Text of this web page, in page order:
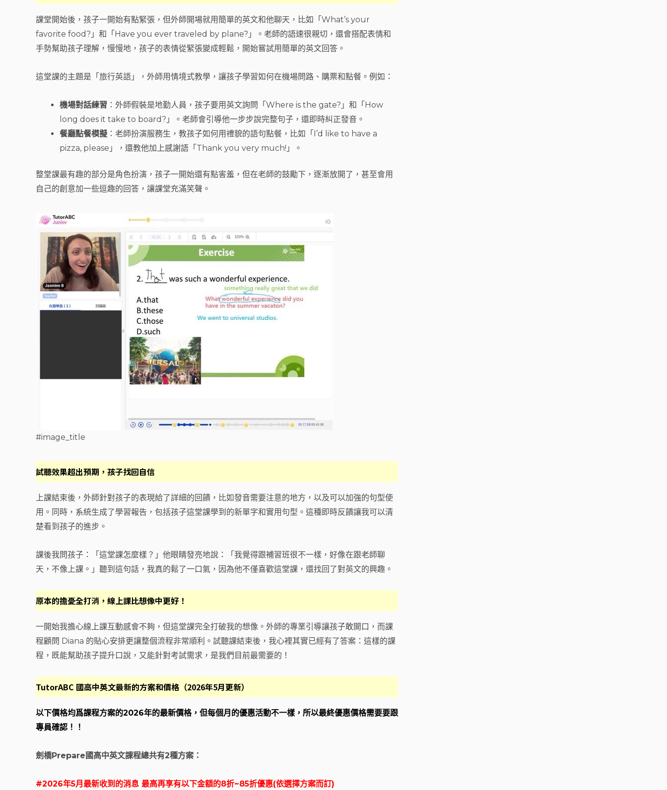
課堂開始後，孩子一開始有點緊張，但外師開場就用簡單的英文和他聊天，比如「What’s your
favorite food?」和「Have you ever traveled by plane?」。老師的語速很親切，還會搭配表情和
手勢幫助孩子理解，慢慢地，孩子的表情從緊張變成輕鬆，開始嘗試用簡單的英文回答。
這堂課的主題是「旅行英語」，外師用情境式教學，讓孩子學習如何在機場問路、購票和點餐。例如：
機場對話練習 ：外師假裝是地勤人員，孩子要用英文詢問「Where is the gate?」和「How
long does it take to board?」。老師會引導他一步步說完整句子，還即時糾正發音。
餐廳點餐模擬 ：老師扮演服務生，教孩子如何用禮貌的語句點餐，比如「I’d like to have a
pizza, please」，還教他加上感謝語「Thank you very much!」。
整堂課最有趣的部分是角色扮演，孩子一開始還有點害羞，但在老師的鼓勵下，逐漸放開了，甚至會用
自己的創意加一些逗趣的回答，讓課堂充滿笑聲。
#image_title
試聽效果超出預期，孩子找回自信
上課結束後，外師針對孩子的表現給了詳細的回饋，比如發音需要注意的地方，以及可以加強的句型使
用。同時，系統生成了學習報告，包括孩子這堂課學到的新單字和實用句型。這種即時反饋讓我可以清
楚看到孩子的進步。
課後我問孩子：「這堂課怎麼樣？」他眼睛發亮地說：「我覺得跟補習班很不一樣，好像在跟老師聊
天，不像上課。」聽到這句話，我真的鬆了一口氣，因為他不僅喜歡這堂課，還找回了對英文的興趣。
原本的擔憂全打消，線上課比想像中更好！
一開始我擔心線上課互動感會不夠，但這堂課完全打破我的想像。外師的專業引導讓孩子敢開口，而課
程顧問 Diana 的貼心安排更讓整個流程非常順利。試聽課結束後，我心裡其實已經有了答案：這樣的課
程，既能幫助孩子提升口說，又能針對考試需求，是我們目前最需要的！
TutorABC 國高中英文最新的方案和價格（2026年5月更新）
以下價格均爲課程方案的2026年的最新價格，但每個月的優惠活動不一樣，所以最終優惠價格需要要跟
專員確認！！
劍橋Prepare國高中英文課程總共有2種方案：
#2026年5月最新收到的消息 最高再享有以下金額的8折~85折優惠(依選擇方案而訂)